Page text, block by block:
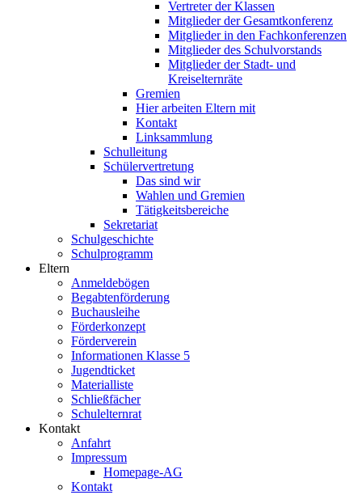
Vertreter der Klassen
Mitglieder der Gesamtkonferenz
Mitglieder in den Fachkonferenzen
Mitglieder des Schulvorstands
Mitglieder der Stadt- und
Kreiselternräte
Gremien
Hier arbeiten Eltern mit
Kontakt
Linksammlung
Schulleitung
Schülervertretung
Das sind wir
Wahlen und Gremien
Tätigkeitsbereiche
Sekretariat
Schulgeschichte
Schulprogramm
Eltern
Anmeldebögen
Begabtenförderung
Buchausleihe
Förderkonzept
Förderverein
Informationen Klasse 5
Jugendticket
Materialliste
Schließfächer
Schulelternrat
Kontakt
Anfahrt
Impressum
Homepage-AG
Kontakt